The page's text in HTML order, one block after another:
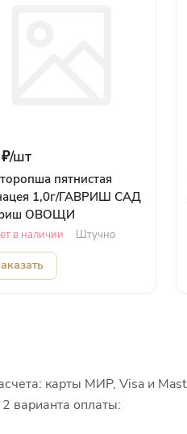
шт
пятнистая
1,0г/ГАВРИШ САД
ОВОЩИ
в наличии Штучно
карты МИР, Visa и
варианта оплаты: